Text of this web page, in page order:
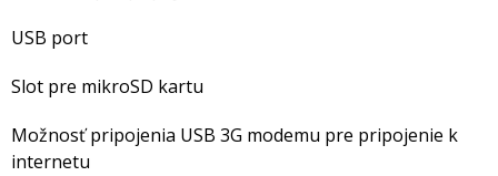
USB port
Slot pre mikroSD kartu
Možnosť pripojenia USB 3G modemu pre pripojenie k
internetu